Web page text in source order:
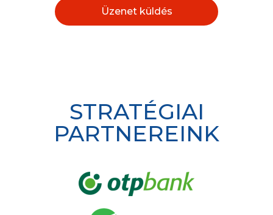
Üzenet küldés
STRATÉGIAI
PARTNEREINK